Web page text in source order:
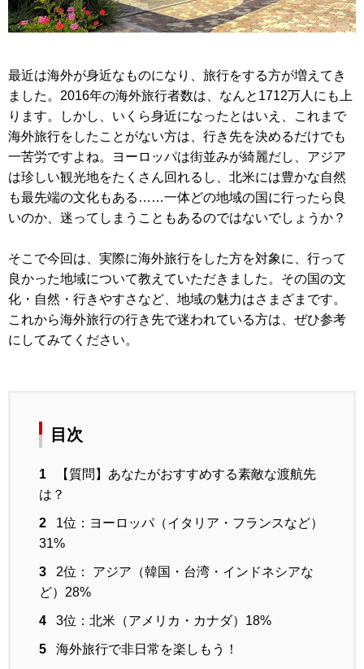
最近は海外が身近なものになり、旅行をする方が増えてき
ました。2016年の海外旅行者数は、なんと1712万人にも上
ります。しかし、いくら身近になったとはいえ、これまで
海外旅行をしたことがない方は、行き先を決めるだけでも
一苦労ですよね。ヨーロッパは街並みが綺麗だし、アジア
は珍しい観光地をたくさん回れるし、北米には豊かな自然
も最先端の文化もある……一体どの地域の国に行ったら良
いのか、迷ってしまうこともあるのではないでしょうか？
そこで今回は、実際に海外旅行をした方を対象に、行って
良かった地域について教えていただきました。その国の文
化・自然・行きやすさなど、地域の魅力はさまざまです。
これから海外旅行の行き先で迷われている方は、ぜひ参考
にしてみてください。
目次
1
【質問】あなたがおすすめする素敵な渡航先
は？
2
1位：ヨーロッパ（イタリア・フランスなど）
31%
3
2位： アジア（韓国・台湾・インドネシアな
ど）28%
4 3位：北米（アメリカ・カナダ）18%
5 海外旅行で非日常を楽しもう！